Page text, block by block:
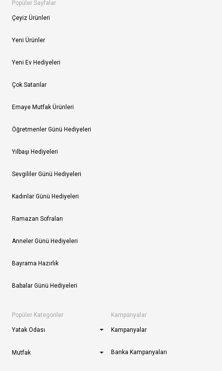
Popüler Sayfalar
Çeyiz Ürünleri
Yeni Ürünler
Yeni Ev Hediyeleri
Çok Satanlar
Emaye Mutfak Ürünleri
Öğretmenler Günü Hediyeleri
Yılbaşı Hediyeleri
Sevgililer Günü Hediyeleri
Kadınlar Günü Hediyeleri
Ramazan Sofraları
Anneler Günü Hediyeleri
Bayrama Hazırlık
Babalar Günü Hediyeleri
Popüler Kategoriler
Yatak Odası
Mutfak
Kampanyalar
Kampanyalar
Banka Kampanyaları